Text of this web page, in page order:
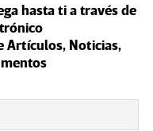
hasta ti a través de
Artículos, Noticias,